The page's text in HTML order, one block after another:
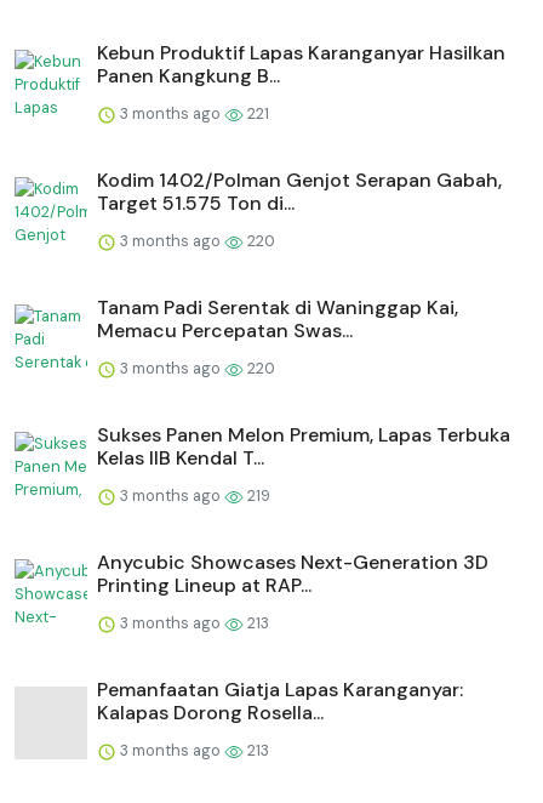
⁠Kebun Produktif Lapas Karanganyar Hasilkan
Panen Kangkung B...
3 months ago 221
Kodim 1402/Polman Genjot Serapan Gabah,
Target 51.575 Ton di...
3 months ago 220
Tanam Padi Serentak di Waninggap Kai,
Memacu Percepatan Swas...
3 months ago 220
Sukses Panen Melon Premium, Lapas Terbuka
Kelas IIB Kendal T...
3 months ago 219
Anycubic Showcases Next-Generation 3D
Printing Lineup at RAP...
3 months ago 213
Pemanfaatan Giatja Lapas Karanganyar:
Kalapas Dorong Rosella...
3 months ago 213